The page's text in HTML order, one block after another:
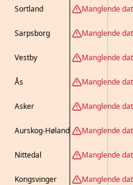
Sortland
Sarpsborg
Vestby
Ås
Asker
Aurskog-Høland
Nittedal
Kongsvinger
Manglende
Manglende
Manglende
Manglende
Manglende
Manglende
Manglende
Manglende